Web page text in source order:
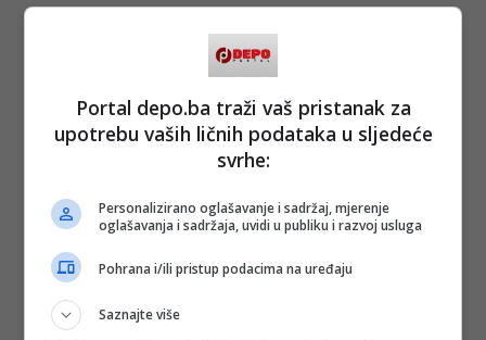
Portal depo.ba traži vaš pristanak za
upotrebu vaših ličnih podataka u sljedeće
svrhe:
Personalizirano oglašavanje i sadržaj, mjerenje
oglašavanja i sadržaja, uvidi u publiku i razvoj usluga
Pohrana i/ili pristup podacima na uređaju
Saznajte više